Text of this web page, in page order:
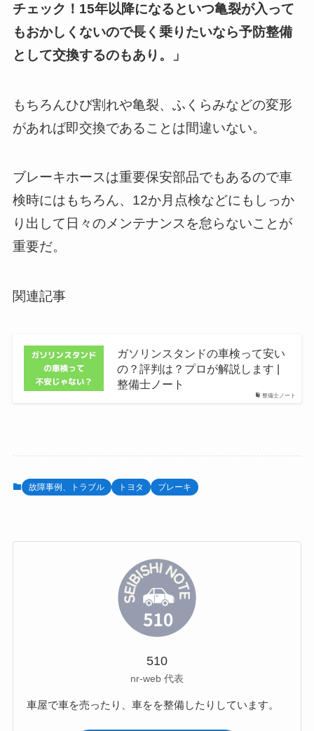
チェック！15年以降になるといつ亀裂が入って
もおかしくないので長く乗りたいなら予防整備
として交換するのもあり。」
もちろんひび割れや亀裂、ふくらみなどの変形
があれば即交換であることは間違いない。
ブレーキホースは重要保安部品でもあるので車
検時にはもちろん、12か月点検などにもしっか
り出して日々のメンテナンスを怠らないことが
重要だ。
関連記事
整備士ノート
ガソリンスタンドの車検って安い
の？評判は？プロが解説します |
整備士ノート
故障事例、トラブル トヨタ ブレーキ
510
nr-web 代表
車屋で車を売ったり、車をを整備したりしています。